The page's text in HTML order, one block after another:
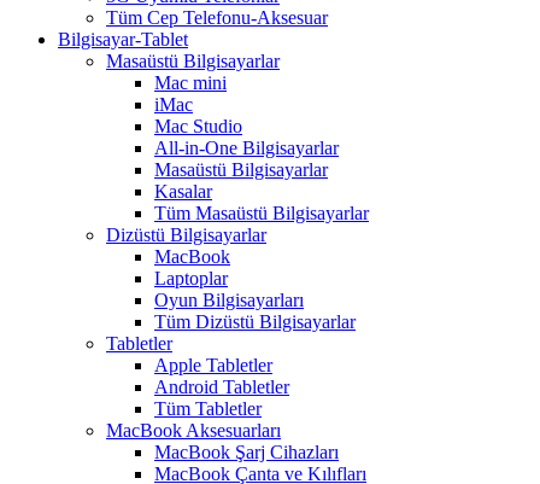
Tüm Cep Telefonu-Aksesuar
Bilgisayar-Tablet
Masaüstü Bilgisayarlar
Mac mini
iMac
Mac Studio
All-in-One Bilgisayarlar
Masaüstü Bilgisayarlar
Kasalar
Tüm Masaüstü Bilgisayarlar
Dizüstü Bilgisayarlar
MacBook
Laptoplar
Oyun Bilgisayarları
Tüm Dizüstü Bilgisayarlar
Tabletler
Apple Tabletler
Android Tabletler
Tüm Tabletler
MacBook Aksesuarları
MacBook Şarj Cihazları
MacBook Çanta ve Kılıfları